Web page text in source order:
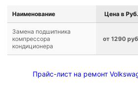
Наименование Цена в Руб.
Замена подшипника
компрессора
кондиционера
от 1290
Прайс-лист на ремонт